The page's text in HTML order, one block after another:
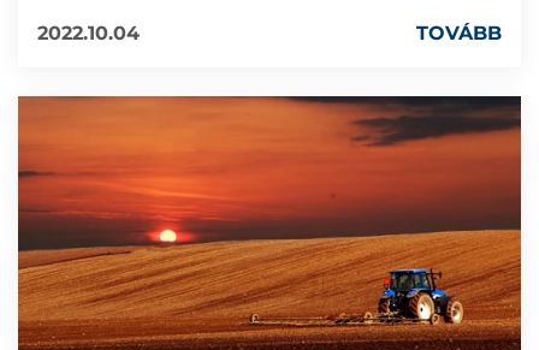
2022.10.04
TOVÁBB